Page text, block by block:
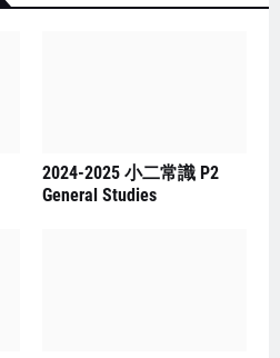
2024-2025 小二常識 P2
General Studies